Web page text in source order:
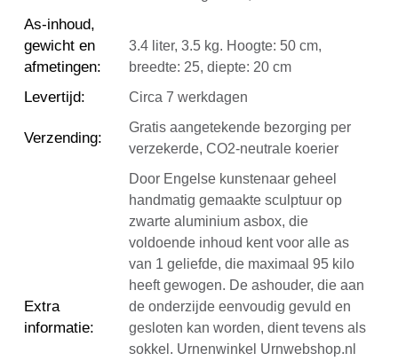
As-inhoud,
gewicht en
afmetingen:
3.4 liter, 3.5 kg. Hoogte: 50 cm,
breedte: 25, diepte: 20 cm
Levertijd: Circa 7 werkdagen
Verzending:
Gratis aangetekende bezorging per
verzekerde, CO2-neutrale koerier
Extra
informatie:
Door Engelse kunstenaar geheel
handmatig gemaakte sculptuur op
zwarte aluminium asbox, die
voldoende inhoud kent voor alle as
van 1 geliefde, die maximaal 95 kilo
heeft gewogen. De ashouder, die aan
de onderzijde eenvoudig gevuld en
gesloten kan worden, dient tevens als
sokkel. Urnenwinkel Urnwebshop.nl